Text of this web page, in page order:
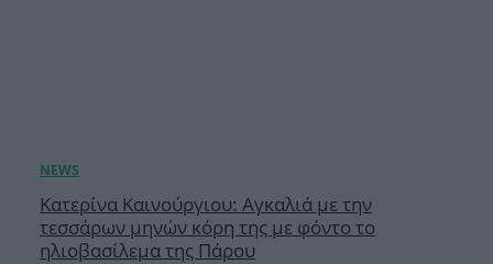
Κατερίνα Καινούργιου: Αγκαλιά με την
τεσσάρων μηνών κόρη της με φόντο το
ηλιοβασίλεμα της Πάρου